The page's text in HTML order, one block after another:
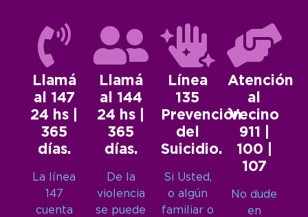
Llamá
al 147
24 hs |
365
días.
La línea
147
cuenta
Llamá
al 144
24 hs |
365
días.
De la
violencia
se puede
Línea
135
Prevención
del
Suicidio.
Si Usted,
o algún
familiar o
Atención
al
Vecino
911 |
100 |
107
No dude
en